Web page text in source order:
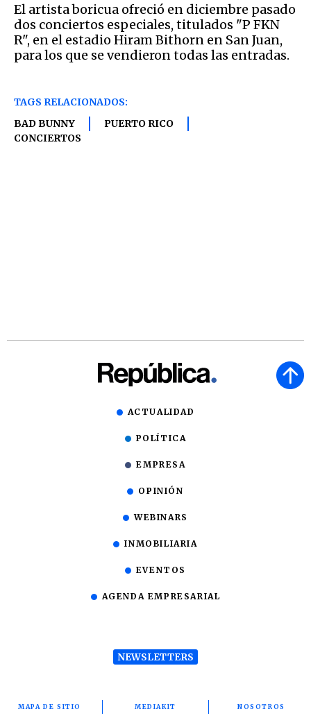
El artista boricua ofreció en diciembre pasado
dos conciertos especiales, titulados "P FKN
R", en el estadio Hiram Bithorn en San Juan,
para los que se vendieron todas las entradas.
TAGS RELACIONADOS:
BAD BUNNY
PUERTO RICO
CONCIERTOS
ACTUALIDAD
POLÍTICA
EMPRESA
OPINIÓN
WEBINARS
INMOBILIARIA
EVENTOS
AGENDA EMPRESARIAL
NEWSLETTERS
MAPA DE SITIO MEDIAKIT NOSOTROS